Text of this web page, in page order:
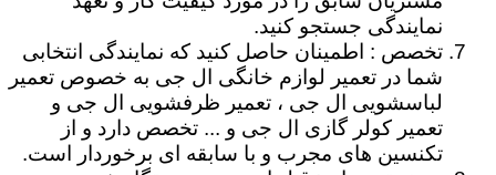
نمایندگی جستجو کنید.
تخصص : اطمینان حاصل کنید که نمایندگی انتخابی
شما در تعمیر لوازم خانگی ال جی به خصوص تعمیر
لباسشویی ال جی ، تعمیر ظرفشویی ال جی و
تعمیر کولر گازی ال جی و ... تخصص دارد و از
تکنسین های مجرب و با سابقه ای برخوردار است.